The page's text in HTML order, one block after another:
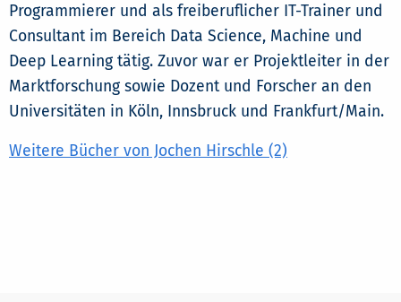
Programmierer und als freiberuflicher IT-Trainer und
Consultant im Bereich Data Science, Machine und
Deep Learning tätig. Zuvor war er Projektleiter in der
Marktforschung sowie Dozent und Forscher an den
Universitäten in Köln, Innsbruck und Frankfurt/Main.
Weitere Bücher von Jochen Hirschle (2)